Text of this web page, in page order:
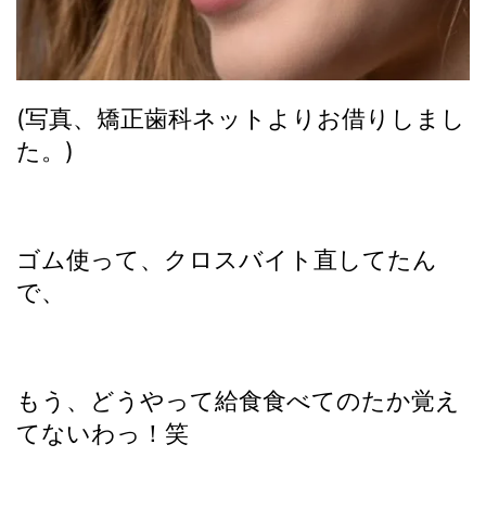
(写真、矯正歯科ネットよりお借りしまし
た。)
ゴム使って、クロスバイト直してたん
で、
もう、どうやって給食食べてのたか覚え
てないわっ！笑